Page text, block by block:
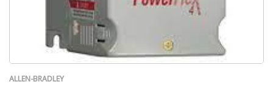
ALLEN-BRADLEY